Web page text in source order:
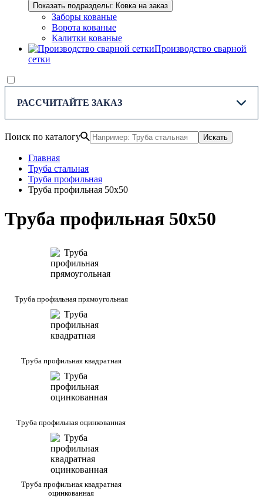
Показать подразделы: Ковка на заказ
Заборы кованые
Ворота кованые
Калитки кованые
Производство сварной
сетки
РАССЧИТАЙТЕ ЗАКАЗ
Поиск по каталогу Искать
Главная
Труба стальная
Труба профильная
Труба профильная 50х50
Труба профильная 50x50
Труба профильная прямоугольная
Труба профильная квадратная
Труба профильная оцинкованная
Труба профильная квадратная
оцинкованная